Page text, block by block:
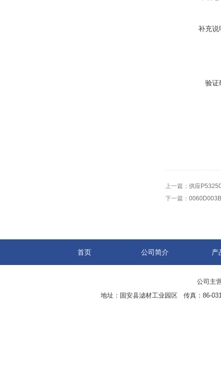
补充说
验证
上一篇： 供应
下一篇：
首页 公司简介 产
公司主
地址：固安县滤材工业园区 传真：86-